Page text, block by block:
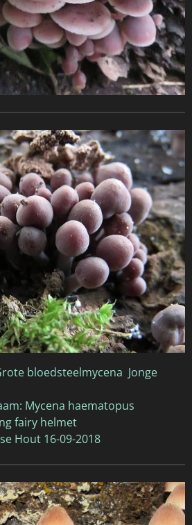
bloedsteelmycena Jonge
Mycena haematopus
fairy helmet
Hout 16-09-2018